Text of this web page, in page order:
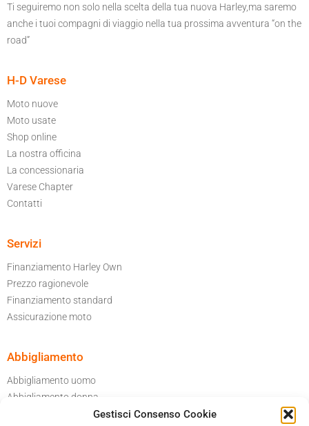
Gestisci Consenso Cookie
Ti seguiremo non solo nella scelta della tua nuova Harley,ma saremo
anche i tuoi compagni di viaggio nella tua prossima avventura “on the
road”
H-D Varese
Moto nuove
Moto usate
Shop online
La nostra officina
La concessionaria
Varese Chapter
Contatti
Servizi
Finanziamento Harley Own
Prezzo ragionevole
Finanziamento standard
Assicurazione moto
Abbigliamento
Abbigliamento uomo
Abbigliamento donna